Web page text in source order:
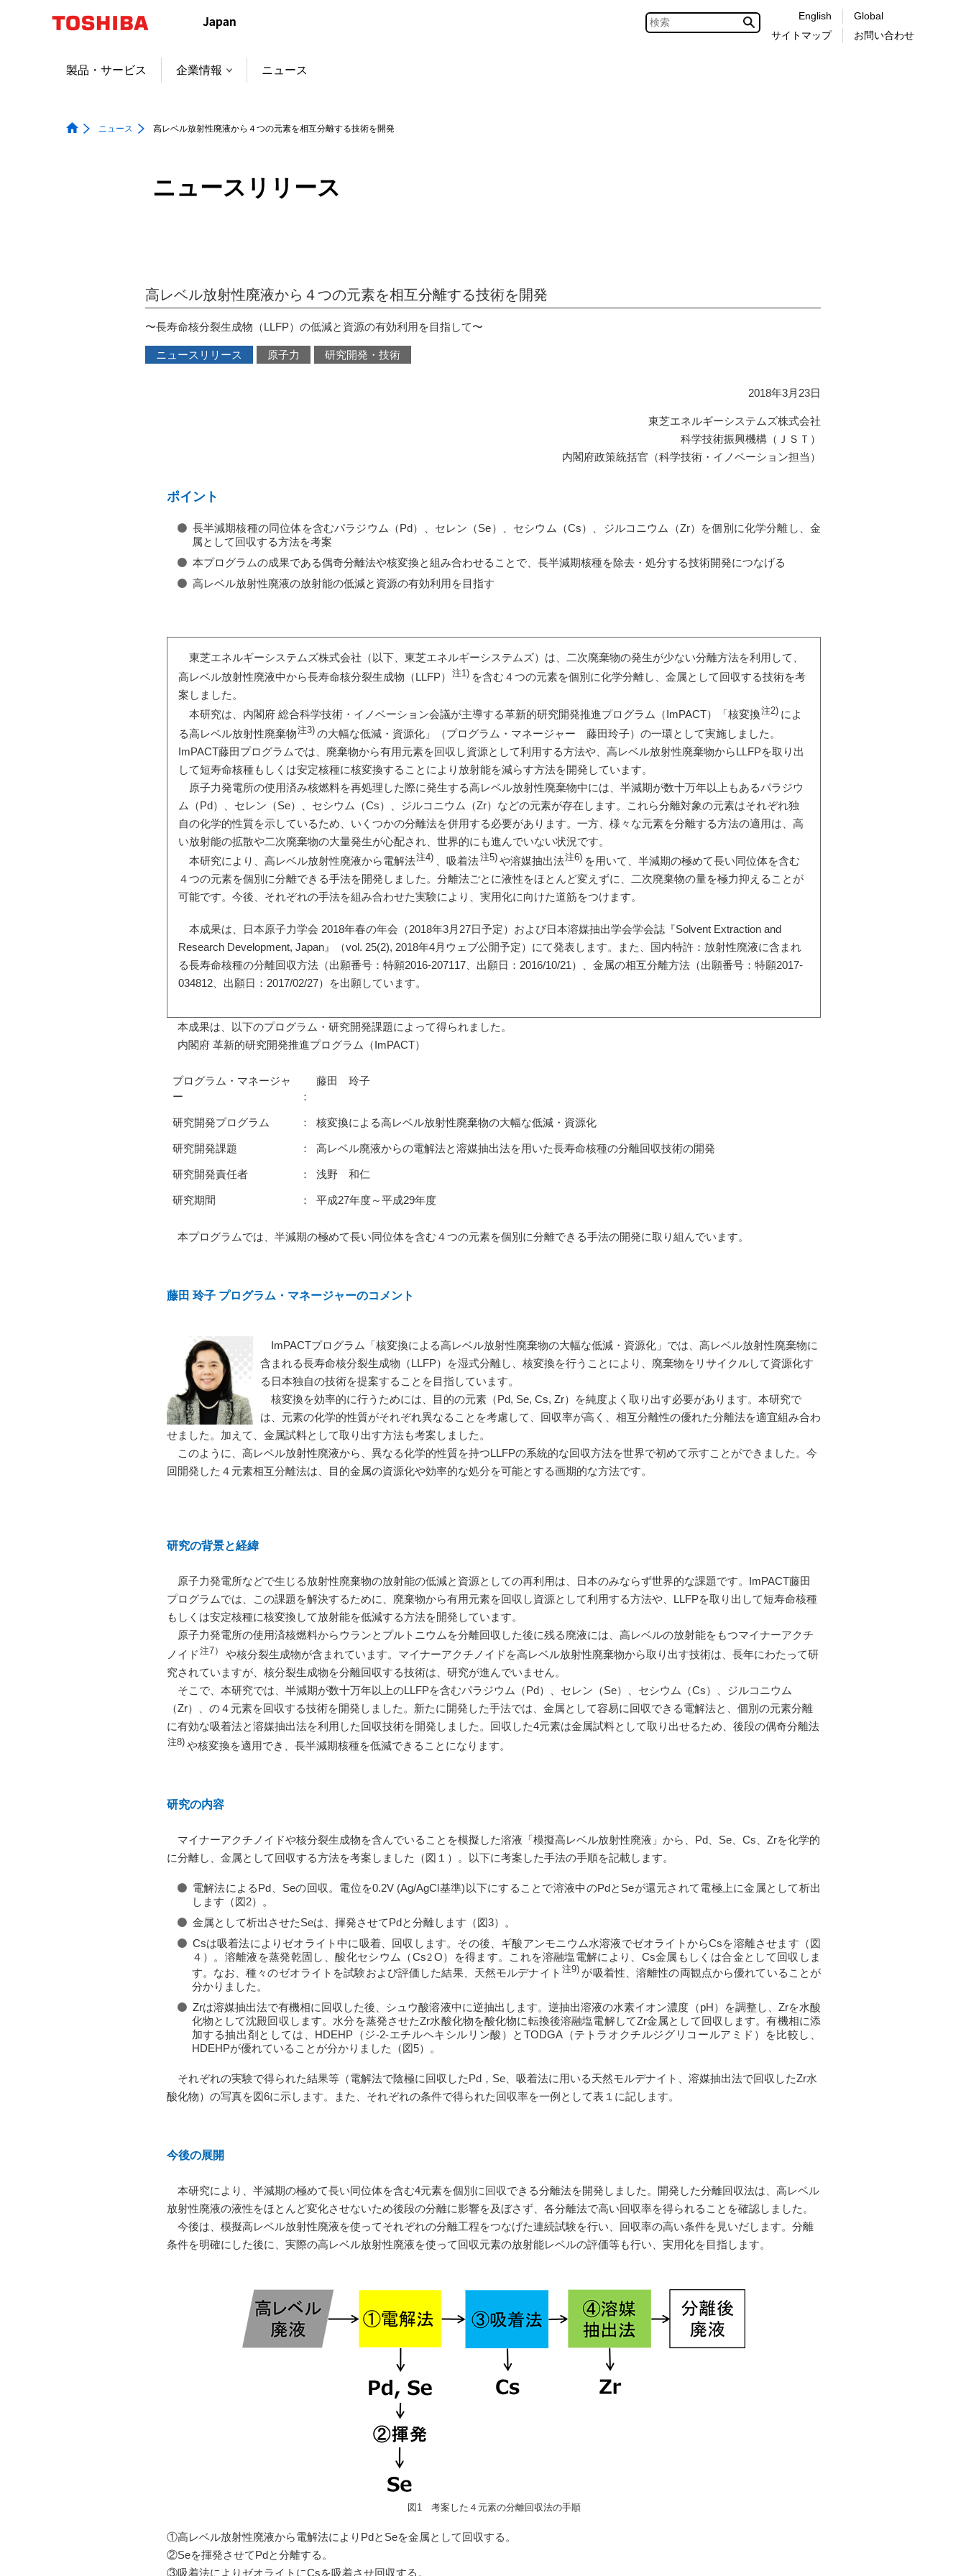
ャ
English
サイトマップ
Global
お問い合わせ
製品・サービス 企業情報 ニュース
ニュース 高レベル放射性廃液から４つの元素を相互分離する技術を開発
ニュースリリース
高レベル放射性廃液から４つの元素を相互分離する技術を開発
〜長寿命核分裂生成物（LLFP）の低減と資源の有効利用を目指して〜
ニュースリリース 原子力 研究開発・技術
2018年3月23日
東芝エネルギーシステムズ株式会社
科学技術振興機構（ＪＳＴ）
内閣府政策統括官（科学技術・イノベーション担当）
ポイント
長半減期核種の同位体を含むパラジウム（Pd）、セレン（Se）、セシウム（Cs）、ジルコニウム（Zr）を個別に化学分離し、金
属として回収する方法を考案
本プログラムの成果である偶奇分離法や核変換と組み合わせることで、長半減期核種を除去・処分する技術開発につなげる
高レベル放射性廃液の放射能の低減と資源の有効利用を目指す
東芝エネルギーシステムズ株式会社（以下、東芝エネルギーシステムズ）は、二次廃棄物の発生が少ない分離方法を利用して、
高レベル放射性廃液中から長寿命核分裂生成物（LLFP）
注1) を含む４つの元素を個別に化学分離し、金属として回収する技術を考
案しました。
本研究は、内閣府 総合科学技術・イノベーション会議が主導する革新的研究開発推進プログラム（ImPACT）「核変換注2) によ
る高レベル放射性廃棄物注3) の大幅な低減・資源化」（プログラム・マネージャー 藤田玲子）の一環として実施しました。
ImPACT藤田プログラムでは、廃棄物から有用元素を回収し資源として利用する方法や、高レベル放射性廃棄物からLLFPを取り出
して短寿命核種もしくは安定核種に核変換することにより放射能を減らす方法を開発しています。
原子力発電所の使用済み核燃料を再処理した際に発生する高レベル放射性廃棄物中には、半減期が数十万年以上もあるパラジウ
ム（Pd）、セレン（Se）、セシウム（Cs）、ジルコニウム（Zr）などの元素が存在します。これら分離対象の元素はそれぞれ独
自の化学的性質を示しているため、いくつかの分離法を併用する必要があります。一方、様々な元素を分離する方法の適用は、高
い放射能の拡散や二次廃棄物の大量発生が心配され、世界的にも進んでいない状況です。
本研究により、高レベル放射性廃液から電解法注4) 、吸着法注5) や溶媒抽出法注6) を用いて、半減期の極めて長い同位体を含む
４つの元素を個別に分離できる手法を開発しました。分離法ごとに液性をほとんど変えずに、二次廃棄物の量を極力抑えることが
可能です。今後、それぞれの手法を組み合わせた実験により、実用化に向けた道筋をつけます。
本成果は、日本原子力学会 2018年春の年会（2018年3月27日予定）および日本溶媒抽出学会学会誌『Solvent Extraction and
Research Development, Japan』（vol. 25(2), 2018年4月ウェブ公開予定）にて発表します。また、国内特許：放射性廃液に含まれ
る長寿命核種の分離回収方法（出願番号：特願2016-207117、出願日：2016/10/21）、金属の相互分離方法（出願番号：特願2017-
034812、出願日：2017/02/27）を出願しています。
本成果は、以下のプログラム・研究開発課題によって得られました。
内閣府 革新的研究開発推進プログラム（ImPACT）
プログラム・マネージャ
ー
藤田 玲子
研究開発プログラム 核変換による高レベル放射性廃棄物の大幅な低減・資源化
研究開発課題 高レベル廃液からの電解法と溶媒抽出法を用いた長寿命核種の分離回収技術の開発
研究開発責任者 浅野 和仁
研究期間 平成27年度～平成29年度
本プログラムでは、半減期の極めて長い同位体を含む４つの元素を個別に分離できる手法の開発に取り組んでいます。
藤田 玲子 プログラム・マネージャーのコメント
ImPACTプログラム「核変換による高レベル放射性廃棄物の大幅な低減・資源化」では、高レベル放射性廃棄物に
含まれる長寿命核分裂生成物（LLFP）を湿式分離し、核変換を行うことにより、廃棄物をリサイクルして資源化す
る日本独自の技術を提案することを目指しています。
核変換を効率的に行うためには、目的の元素（Pd, Se, Cs, Zr）を純度よく取り出す必要があります。本研究で
は、元素の化学的性質がそれぞれ異なることを考慮して、回収率が高く、相互分離性の優れた分離法を適宜組み合わ
せました。加えて、金属試料として取り出す方法も考案しました。
このように、高レベル放射性廃液から、異なる化学的性質を持つLLFPの系統的な回収方法を世界で初めて示すことができました。今
回開発した４元素相互分離法は、目的金属の資源化や効率的な処分を可能とする画期的な方法です。
研究の背景と経緯
原子力発電所などで生じる放射性廃棄物の放射能の低減と資源としての再利用は、日本のみならず世界的な課題です。ImPACT藤田
プログラムでは、この課題を解決するために、廃棄物から有用元素を回収し資源として利用する方法や、LLFPを取り出して短寿命核種
もしくは安定核種に核変換して放射能を低減する方法を開発しています。
原子力発電所の使用済核燃料からウランとプルトニウムを分離回収した後に残る廃液には、高レベルの放射能をもつマイナーアクチ
ノイド 注7）
や核分裂生成物が含まれています。マイナーアクチノイドを高レベル放射性廃棄物から取り出す技術は、長年にわたって研
究されていますが、核分裂生成物を分離回収する技術は、研究が進んでいません。
そこで、本研究では、半減期が数十万年以上のLLFPを含むパラジウム（Pd）、セレン（Se）、セシウム（Cs）、ジルコニウム
（Zr）、の４元素を回収する技術を開発しました。新たに開発した手法では、金属として容易に回収できる電解法と、個別の元素分離
に有効な吸着法と溶媒抽出法を利用した回収技術を開発しました。回収した4元素は金属試料として取り出せるため、後段の偶奇分離法
注8) や核変換を適用でき、長半減期核種を低減できることになります。
研究の内容
マイナーアクチノイドや核分裂生成物を含んでいることを模擬した溶液「模擬高レベル放射性廃液」から、Pd、Se、Cs、Zrを化学的
に分離し、金属として回収する方法を考案しました（図１）。以下に考案した手法の手順を記載します。
電解法によるPd、Seの回収。電位を0.2V (Ag/AgCl基準)以下にすることで溶液中のPdとSeが還元されて電極上に金属として析出
します（図2）。
金属として析出させたSeは、揮発させてPdと分離します（図3）。
Csは吸着法によりゼオライト中に吸着、回収します。その後、ギ酸アンモニウム水溶液でゼオライトからCsを溶離させます（図
４）。溶離液を蒸発乾固し、酸化セシウム（Cs2 O）を得ます。これを溶融塩電解により、Cs金属もしくは合金として回収しま
す。なお、種々のゼオライトを試験および評価した結果、天然モルデナイト 注9) が吸着性、溶離性の両観点から優れていることが
分かりました。
Zrは溶媒抽出法で有機相に回収した後、シュウ酸溶液中に逆抽出します。逆抽出溶液の水素イオン濃度（pH）を調整し、Zrを水酸
化物として沈殿回収します。水分を蒸発させたZr水酸化物を酸化物に転換後溶融塩電解してZr金属として回収します。有機相に添
加する抽出剤としては、HDEHP（ジ-2-エチルヘキシルリン酸）とTODGA（テトラオクチルジグリコールアミド）を比較し、
HDEHPが優れていることが分かりました（図5）。
それぞれの実験で得られた結果等（電解法で陰極に回収したPd，Se、吸着法に用いる天然モルデナイト、溶媒抽出法で回収したZr水
酸化物）の写真を図6に示します。また、それぞれの条件で得られた回収率を一例として表１に記します。
今後の展開
本研究により、半減期の極めて長い同位体を含む4元素を個別に回収できる分離法を開発しました。開発した分離回収法は、高レベル
放射性廃液の液性をほとんど変化させないため後段の分離に影響を及ぼさず、各分離法で高い回収率を得られることを確認しました。
今後は、模擬高レベル放射性廃液を使ってそれぞれの分離工程をつなげた連続試験を行い、回収率の高い条件を見いだします。分離
条件を明確にした後に、実際の高レベル放射性廃液を使って回収元素の放射能レベルの評価等も行い、実用化を目指します。
図1 考案した４元素の分離回収法の手順
①高レベル放射性廃液から電解法によりPdとSeを金属として回収する。
②Seを揮発させてPdと分離する。
③吸着法によりゼオライトにCsを吸着させ回収する。